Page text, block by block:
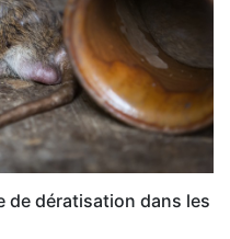
de dératisation dans les